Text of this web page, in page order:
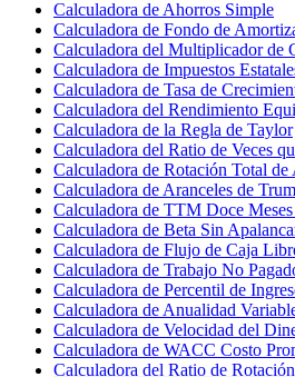
Calculadora de Ahorros Simple
Calculadora de Fondo de
Calculadora del Multiplicador de
Calculadora de Impuestos
Calculadora de Tasa de
Calculadora del Rendimiento
Calculadora de la Regla de Taylor
Calculadora del Ratio de Veces
Calculadora de Rotación Total de
Calculadora de Aranceles de
Calculadora de TTM Doce
Calculadora de Beta Sin
Calculadora de Flujo de Caja
Calculadora de Trabajo No
Calculadora de Percentil de
Calculadora de Anualidad
Calculadora de Velocidad del
Calculadora de WACC Costo
Calculadora del Ratio de